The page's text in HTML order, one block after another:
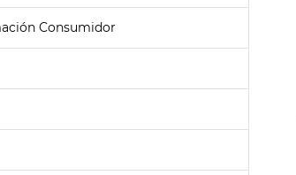
Consumidor